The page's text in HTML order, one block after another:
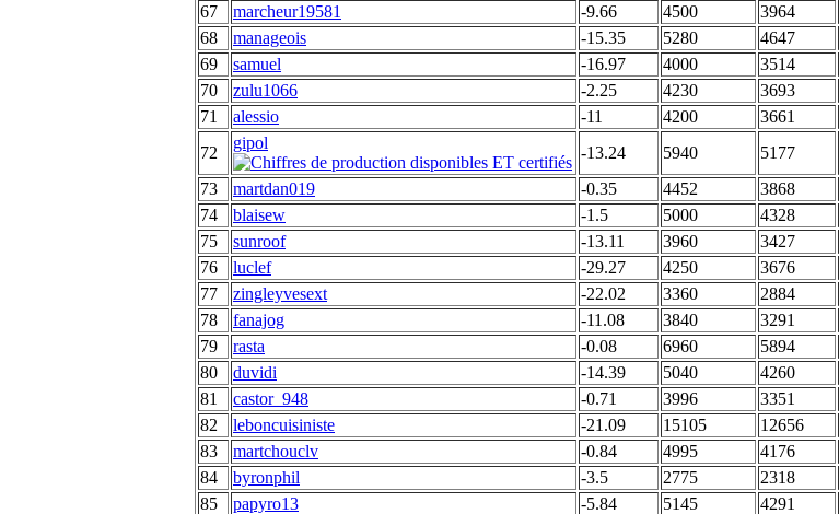
67
marcheur19581 -9.66 4500 3964
68
manageois -15.35 5280 4647
69
samuel -16.97 4000 3514
70
zulu1066 -2.25 4230 3693
71
alessio -11 4200 3661
72
gipol
-13.24 5940 5177
73
martdan019 -0.35 4452 3868
74
blaisew -1.5 5000 4328
75
sunroof -13.11 3960 3427
76
luclef -29.27 4250 3676
77
zingleyvesext -22.02 3360 2884
78
fanajog -11.08 3840 3291
79
rasta -0.08 6960 5894
80
duvidi -14.39 5040 4260
81
castor_948 -0.71 3996 3351
82
leboncuisiniste -21.09 15105 12656
83
martchouclv -0.84 4995 4176
84
byronphil -3.5 2775 2318
85
papyro13 -5.84 5145 4291